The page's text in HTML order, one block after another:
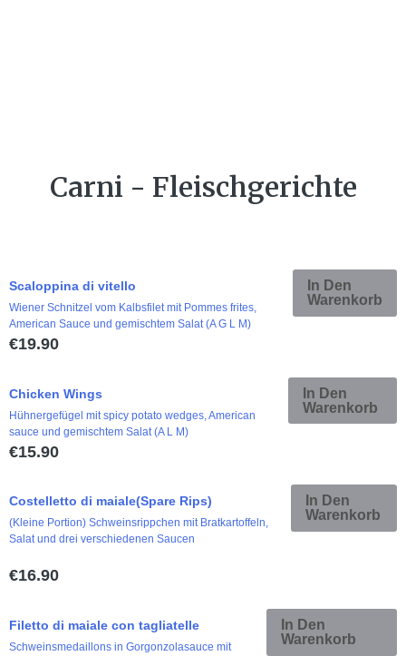
Carni - Fleischgerichte
Scaloppina di vitello
Wiener Schnitzel vom Kalbsfilet mit Pommes frites,
American Sauce und gemischtem Salat (A G L M)
€19.90
In Den
Warenkorb
Chicken Wings
Hühnergefügel mit spicy potato wedges, American
sauce und gemischtem Salat (A L M)
€15.90
In Den
Warenkorb
Costelletto di maiale(Spare Rips)
(Kleine Portion) Schweinsrippchen mit Bratkartoffeln,
Salat und drei verschiedenen Saucen
€16.90
In Den
Warenkorb
Filetto di maiale con tagliatelle
Schweinsmedaillons in Gorgonzolasauce mit
In Den
Warenkorb